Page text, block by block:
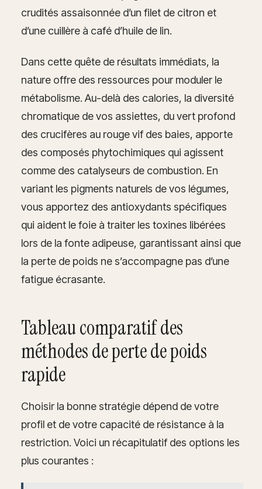
crudités assaisonnée d’un filet de citron et
d’une cuillère à café d’huile de lin.
Dans cette quête de résultats immédiats, la
nature offre des ressources pour moduler le
métabolisme. Au-delà des calories, la diversité
chromatique de vos assiettes, du vert profond
des crucifères au rouge vif des baies, apporte
des composés phytochimiques qui agissent
comme des catalyseurs de combustion. En
variant les pigments naturels de vos légumes,
vous apportez des antioxydants spécifiques
qui aident le foie à traiter les toxines libérées
lors de la fonte adipeuse, garantissant ainsi que
la perte de poids ne s’accompagne pas d’une
fatigue écrasante.
Tableau comparatif des
méthodes de perte de poids
rapide
Choisir la bonne stratégie dépend de votre
profil et de votre capacité de résistance à la
restriction. Voici un récapitulatif des options les
plus courantes :